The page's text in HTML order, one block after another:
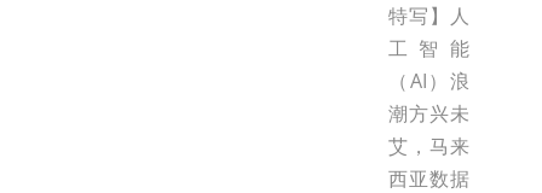
特写】人
工智能
（AI）浪
潮方兴未
艾，马来
西亚数据